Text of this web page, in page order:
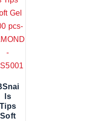
Ls
Tips
Soft